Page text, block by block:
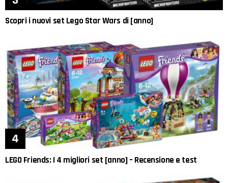
Scopri i nuovi set Lego Star Wars di [anno]
LEGO Friends: I 4 migliori set [anno] – Recensione e test